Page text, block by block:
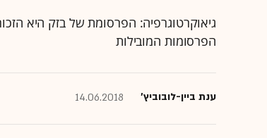
הפרסומות המובילות
ענת ביין-לובוביץ' 14.06.2018